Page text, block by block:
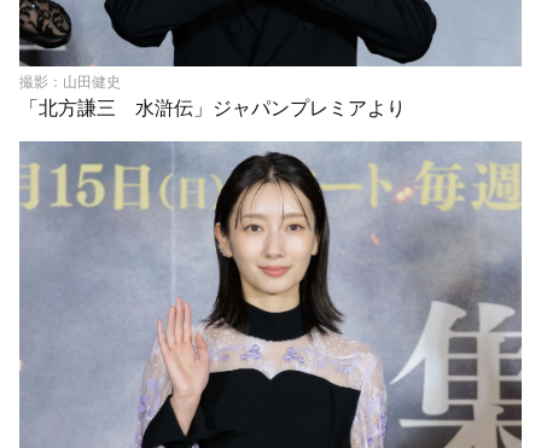
撮影：山田健史
「北方謙三 水滸伝」ジャパンプレミアより